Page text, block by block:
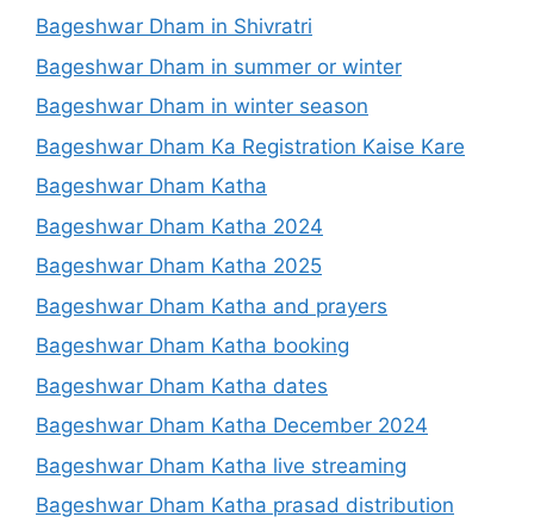
Bageshwar Dham in Shivratri
Bageshwar Dham in summer or winter
Bageshwar Dham in winter season
Bageshwar Dham Ka Registration Kaise Kare
Bageshwar Dham Katha
Bageshwar Dham Katha 2024
Bageshwar Dham Katha 2025
Bageshwar Dham Katha and prayers
Bageshwar Dham Katha booking
Bageshwar Dham Katha dates
Bageshwar Dham Katha December 2024
Bageshwar Dham Katha live streaming
Bageshwar Dham Katha prasad distribution